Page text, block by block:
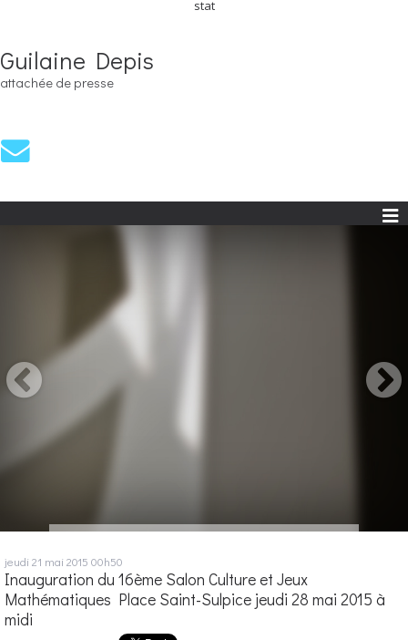
stat
Guilaine Depis
attachée de presse
jeudi 21 mai 2015 00h50
Inauguration du 16ème Salon Culture et Jeux
Mathématiques Place Saint-Sulpice jeudi 28 mai 2015 à
midi